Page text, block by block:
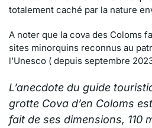
totalement caché par la nature
A noter que la cova des Coloms
sites minorquins reconnus au
l’Unesco ( depuis septembre
L’anecdote du guide
grotte Cova d’en Coloms
fait de ses dimensions, 110